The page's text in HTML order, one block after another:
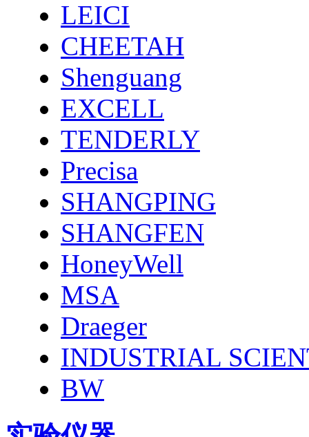
LEICI
CHEETAH
Shenguang
EXCELL
TENDERLY
Precisa
SHANGPING
SHANGFEN
HoneyWell
MSA
Draeger
INDUSTRIAL
BW